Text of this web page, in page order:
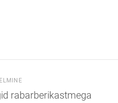
rabarberikastmega